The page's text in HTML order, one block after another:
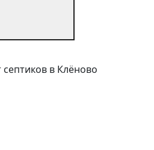
в Клёново